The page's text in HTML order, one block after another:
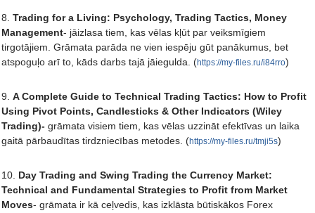
8. Trading for a Living: Psychology, Trading Tactics, Money
Management- jāizlasa tiem, kas vēlas kļūt par veiksmīgiem
tirgotājiem. Grāmata parāda ne vien iespēju gūt panākumus, bet
atspoguļo arī to, kāds darbs tajā jāiegulda. (https://my-files.ru/i84rro)
9. A Complete Guide to Technical Trading Tactics: How to Profit
Using Pivot Points, Candlesticks & Other Indicators (Wiley
Trading)- grāmata visiem tiem, kas vēlas uzzināt efektīvas un laika
gaitā pārbaudītas tirdzniecības metodes. (https://my-files.ru/tmji5s)
10. Day Trading and Swing Trading the Currency Market:
Technical and Fundamental Strategies to Profit from Market
Moves- grāmata ir kā ceļvedis, kas izklāsta būtiskākos Forex